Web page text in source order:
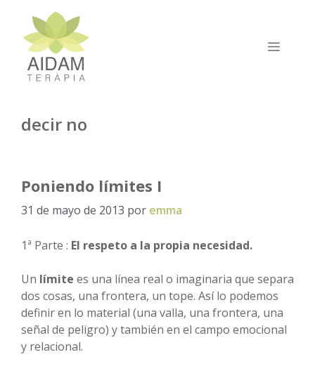
contenido
decir no
Poniendo límites I
31 de mayo de 2013 por emma
1ª Parte : El respeto a la propia necesidad.
Un límite es una línea real o imaginaria que separa
dos cosas, una frontera, un tope. Así lo podemos
definir en lo material (una valla, una frontera, una
señal de peligro) y también en el campo emocional
y relacional.